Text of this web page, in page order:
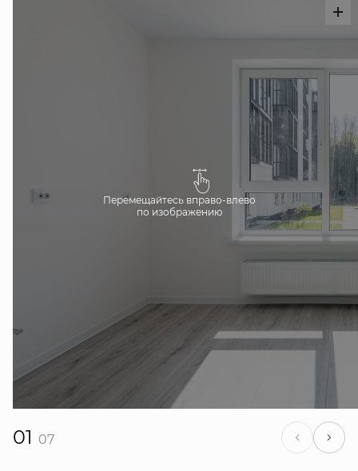
Перемещайтесь вправо-влево
по изображению
01 07